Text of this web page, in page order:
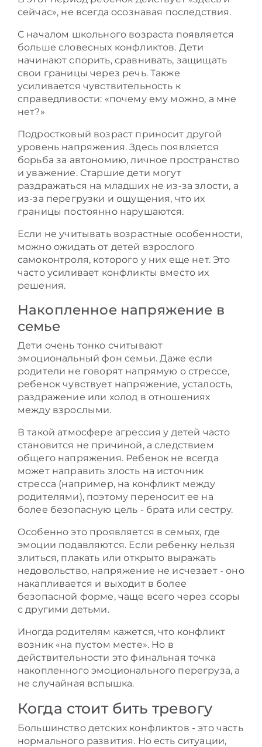
сейчас», не всегда осознавая последствия.
С началом школьного возраста появляется
больше словесных конфликтов. Дети
начинают спорить, сравнивать, защищать
свои границы через речь. Также
усиливается чувствительность к
справедливости: «почему ему можно, а мне
нет?»
Подростковый возраст приносит другой
уровень напряжения. Здесь появляется
борьба за автономию, личное пространство
и уважение. Старшие дети могут
раздражаться на младших не из-за злости, а
из-за перегрузки и ощущения, что их
границы постоянно нарушаются.
Если не учитывать возрастные особенности,
можно ожидать от детей взрослого
самоконтроля, которого у них еще нет. Это
часто усиливает конфликты вместо их
решения.
Накопленное напряжение в
семье
Дети очень тонко считывают
эмоциональный фон семьи. Даже если
родители не говорят напрямую о стрессе,
ребенок чувствует напряжение, усталость,
раздражение или холод в отношениях
между взрослыми.
В такой атмосфере агрессия у детей часто
становится не причиной, а следствием
общего напряжения. Ребенок не всегда
может направить злость на источник
стресса (например, на конфликт между
родителями), поэтому переносит ее на
более безопасную цель - брата или сестру.
Особенно это проявляется в семьях, где
эмоции подавляются. Если ребенку нельзя
злиться, плакать или открыто выражать
недовольство, напряжение не исчезает - оно
накапливается и выходит в более
безопасной форме, чаще всего через ссоры
с другими детьми.
Иногда родителям кажется, что конфликт
возник «на пустом месте». Но в
действительности это финальная точка
накопленного эмоционального перегруза, а
не случайная вспышка.
Когда стоит бить тревогу
Большинство детских конфликтов - это часть
нормального развития. Но есть ситуации,